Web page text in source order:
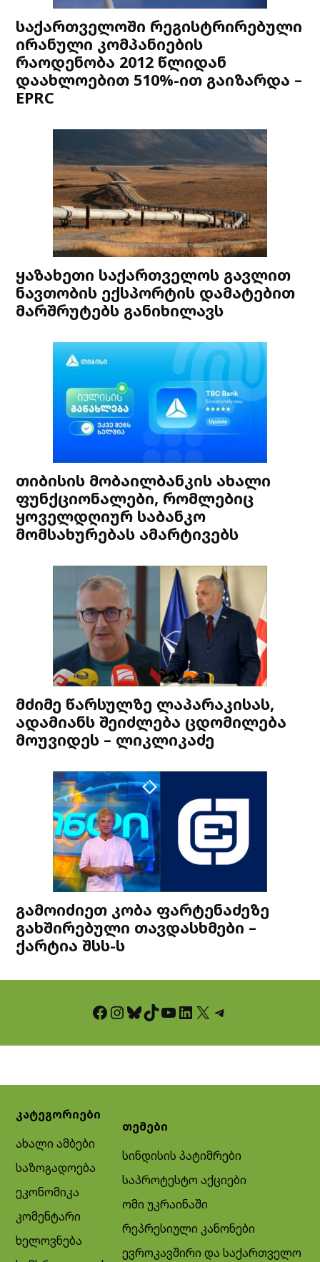
საქართველოში რეგისტრირებული
ირანული კომპანიების
რაოდენობა 2012 წლიდან
დაახლოებით 510%-ით გაიზარდა –
EPRC
ყაზახეთი საქართველოს გავლით
ნავთობის ექსპორტის დამატებით
მარშრუტებს განიხილავს
თიბისის მობაილბანკის ახალი
ფუნქციონალები, რომლებიც
ყოველდღიურ საბანკო
მომსახურებას ამარტივებს
მძიმე წარსულზე ლაპარაკისას,
ადამიანს შეიძლება ცდომილება
მოუვიდეს – ლიკლიკაძე
გამოიძიეთ კობა ფარტენაძეზე
გახშირებული თავდასხმები –
ქარტია შსს-ს
Facebook InstagramBluesky TikTok YouTube LinkedIn X Telegram
კატეგორიები
ახალი ამბები
საზოგადოება
ეკონომიკა
კომენტარი
ხელოვნება
თემები
სინდისის პატიმრები
საპროტესტო აქციები
ომი უკრაინაში
რეპრესიული კანონები
ევროკავშირი და საქართველო